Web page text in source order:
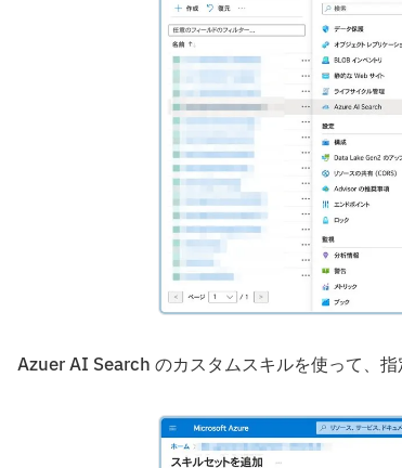
Azuer AI Search のカスタムスキルを使って、指